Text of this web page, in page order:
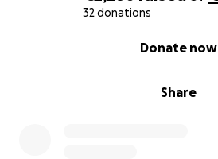
32 donations
Share
Donate now